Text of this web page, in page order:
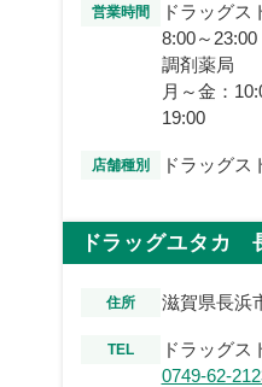
営業時間
ドラッグス
8:00～23:00
調剤薬局
月～金：
19:00
店舗種別 ドラッグ
ドラッグユタカ
住所 滋賀県長浜
TEL
ドラッグス
0749-62-